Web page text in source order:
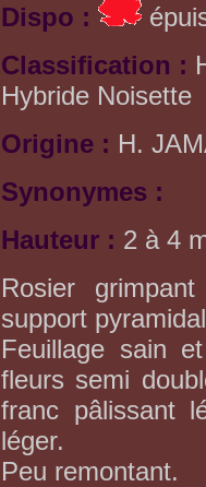
Dispo :
Classification :
Hybride Noisette
Origine : H.
Synonymes :
Hauteur : 2 à 4
Rosier
support
Feuillage sain
fleurs semi
franc pâlissant
léger.
Peu remontant.